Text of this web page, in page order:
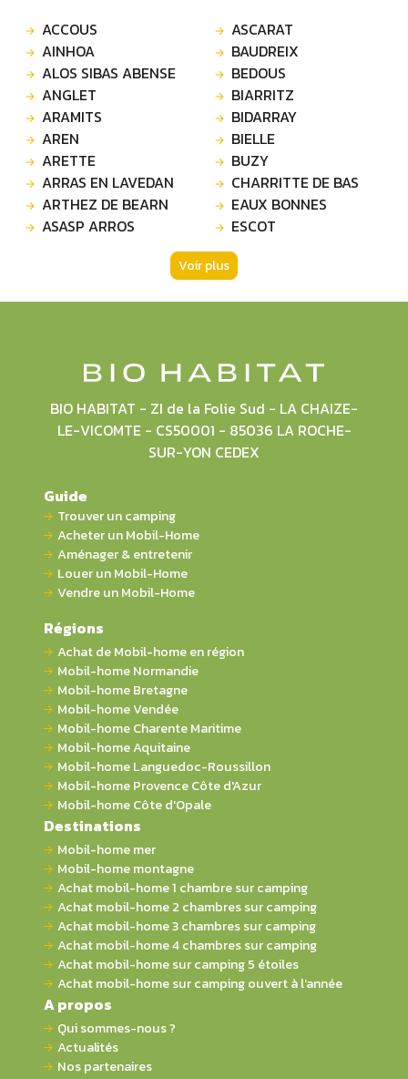
ACCOUS
AINHOA
ALOS SIBAS ABENSE
ANGLET
ARAMITS
AREN
ARETTE
ARRAS EN LAVEDAN
ARTHEZ DE BEARN
ASASP ARROS
ASCARAT
BAUDREIX
BEDOUS
BIARRITZ
BIDARRAY
BIELLE
BUZY
CHARRITTE DE BAS
EAUX BONNES
ESCOT
Voir plus
BIO HABITAT - ZI de la Folie Sud - LA CHAIZE-
LE-VICOMTE - CS50001 - 85036 LA ROCHE-
SUR-YON CEDEX
Guide
Trouver un camping
Acheter un Mobil-Home
Aménager & entretenir
Louer un Mobil-Home
Vendre un Mobil-Home
Régions
Achat de Mobil-home en région
Mobil-home Normandie
Mobil-home Bretagne
Mobil-home Vendée
Mobil-home Charente Maritime
Mobil-home Aquitaine
Mobil-home Languedoc-Roussillon
Mobil-home Provence Côte d'Azur
Mobil-home Côte d'Opale
Destinations
Mobil-home mer
Mobil-home montagne
Achat mobil-home 1 chambre sur camping
Achat mobil-home 2 chambres sur camping
Achat mobil-home 3 chambres sur camping
Achat mobil-home 4 chambres sur camping
Achat mobil-home sur camping 5 étoiles
Achat mobil-home sur camping ouvert à l'année
A propos
Qui sommes-nous ?
Actualités
Nos partenaires